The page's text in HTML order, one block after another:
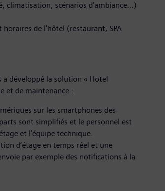
climatisation, scénarios d’ambiance…)
de l’hôtel (restaurant, SPA
développé la solution « Hotel
et de maintenance :
sur les smartphones des
sont simplifiés et le personnel est
et l’équipe technique.
d’étage en temps réel et une
par exemple des notifications à la